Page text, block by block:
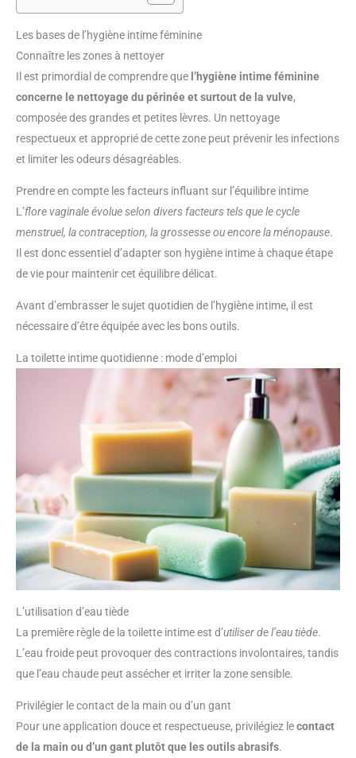
Les bases de l’hygiène intime féminine
Connaître les zones à nettoyer
Il est primordial de comprendre que l’hygiène intime féminine
concerne le nettoyage du périnée et surtout de la vulve,
composée des grandes et petites lèvres. Un nettoyage
respectueux et approprié de cette zone peut prévenir les infections
et limiter les odeurs désagréables.
Prendre en compte les facteurs influant sur l’équilibre intime
L’flore vaginale évolue selon divers facteurs tels que le cycle
menstruel, la contraception, la grossesse ou encore la ménopause.
Il est donc essentiel d’adapter son hygiène intime à chaque étape
de vie pour maintenir cet équilibre délicat.
Avant d’embrasser le sujet quotidien de l’hygiène intime, il est
nécessaire d’être équipée avec les bons outils.
La toilette intime quotidienne : mode d’emploi
L’utilisation d’eau tiède
La première règle de la toilette intime est d’utiliser de l’eau tiède.
L’eau froide peut provoquer des contractions involontaires, tandis
que l’eau chaude peut assécher et irriter la zone sensible.
Privilégier le contact de la main ou d’un gant
Pour une application douce et respectueuse, privilégiez lecontact
de la main ou d’un gant plutôt que les outils abrasifs.